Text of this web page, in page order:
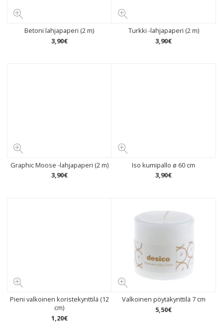
Betoni lahjapaperi (2 m)
3,90€
Turkki -lahjapaperi (2 m)
3,90€
Graphic Moose -lahjapaperi (2 m)
3,90€
Iso kumipallo ø 60 cm
3,90€
Pieni valkoinen koristekynttilä (12
cm)
1,20€
Valkoinen pöytäkynttilä 7 cm
5,50€